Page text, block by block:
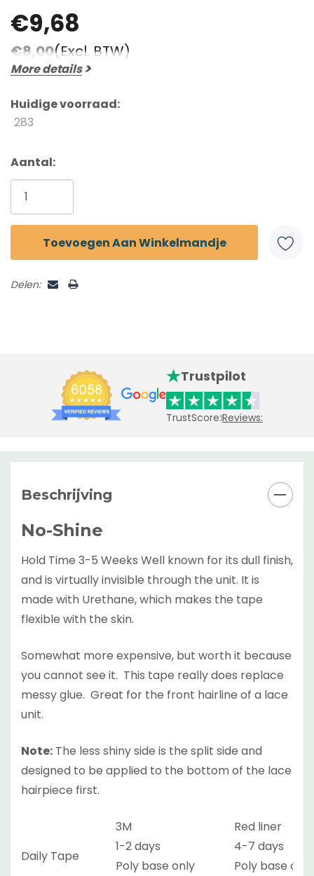
€9,68
€8,00(Excl. BTW)
More details
Huidige voorraad:
283
Aantal:
Delen:
Trustpilot
TrustScore:Reviews:
Beschrijving
No-Shine
Hold Time 3-5 Weeks Well known for its dull finish,
and is virtually invisible through the unit. It is
made with Urethane, which makes the tape
flexible with the skin.
Somewhat more expensive, but worth it because
you cannot see it. This tape really does replace
messy glue. Great for the front hairline of a lace
unit.
Note: The less shiny side is the split side and
designed to be applied to the bottom of the lace
hairpiece first.
Daily Tape
3M
Red liner
1-2 days
4-7 days
Poly base only
Poly base only